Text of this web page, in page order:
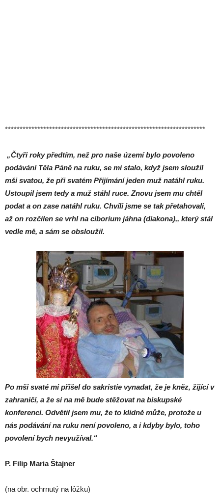
********************************************************************
„Čtyři roky předtím, než pro naše území bylo povoleno
podávání Těla Páně na ruku, se mi stalo, když jsem sloužil
mši svatou, že při svatém Přijímání jeden muž natáhl ruku.
Ustoupil jsem tedy a muž stáhl ruce. Znovu jsem mu chtěl
podat a on zase natáhl ruku. Chvíli jsme se tak přetahovali,
až on rozčilen se vrhl na ciborium jáhna (diakona),, který stál
vedle mě, a sám se obsloužil.
Po mši svaté mi přišel do sakristie vynadat, že je kněz, žijící v
zahraničí, a že si na mě bude stěžovat na biskupské
konferenci. Odvětil jsem mu, že to klidně může, protože u
nás podávání na ruku není povoleno, a i kdyby bylo, toho
povolení bych nevyužíval.“
P. Filip Maria Štajner
(na obr. ochrnutý na lôžku)